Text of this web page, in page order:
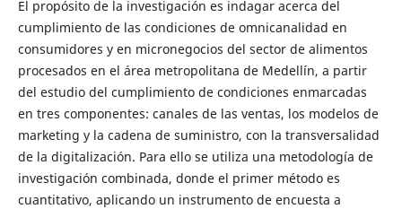
El propósito de la investigación es indagar acerca del
cumplimiento de las condiciones de omnicanalidad en
consumidores y en micronegocios del sector de alimentos
procesados en el área metropolitana de Medellín, a partir
del estudio del cumplimiento de condiciones enmarcadas
en tres componentes: canales de las ventas, los modelos de
marketing y la cadena de suministro, con la transversalidad
de la digitalización. Para ello se utiliza una metodología de
investigación combinada, donde el primer método es
cuantitativo, aplicando un instrumento de encuesta a